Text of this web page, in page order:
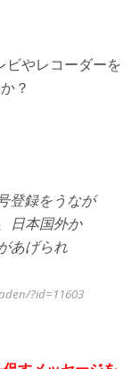
ビやレコーダーを
？
登録をうなが
日本国外か
あげられ
?id=11603